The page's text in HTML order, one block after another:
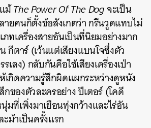
ม้The Power Of The Dogจะเป็น
ยคนก็ตั้งข้อสังเกตว่า กรีนวูดแทบไม่
ภทเครื่องสายอันเป็นที่นิยมอย่างมาก
กีตาร์ (เว้นแต่เสียงแบนโจซึ่งตัว
เลง) กลับกันคือใช้เสียงเครื่องเป่า
เกิดความรู้สึกผิดแผกระหว่างดูหนัง
ของตัวละครอย่าง ปีเตอร์ (โคดี
ที่เพิ่งมาเยือนทุ่งกว้างและไร่อัน
ม้าเป็นครั้งแรก